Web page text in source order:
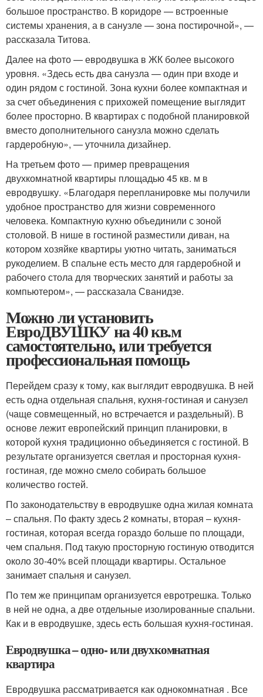
большое пространство. В коридоре — встроенные
системы хранения, а в санузле — зона постирочной», —
рассказала Титова.
Далее на фото — евродвушка в ЖК более высокого
уровня. «Здесь есть два санузла — один при входе и
один рядом с гостиной. Зона кухни более компактная и
за счет объединения с прихожей помещение выглядит
более просторно. В квартирах с подобной планировкой
вместо дополнительного санузла можно сделать
гардеробную», — уточнила дизайнер.
На третьем фото — пример превращения
двухкомнатной квартиры площадью 45 кв. м в
евродвушку. «Благодаря перепланировке мы получили
удобное пространство для жизни современного
человека. Компактную кухню объединили с зоной
столовой. В нише в гостиной разместили диван, на
котором хозяйке квартиры уютно читать, заниматься
рукоделием. В спальне есть место для гардеробной и
рабочего стола для творческих занятий и работы за
компьютером», — рассказала Сванидзе.
Можно ли установить
ЕвроДВУШКУ на 40 кв.м
самостоятельно, или требуется
профессиональная помощь
Перейдем сразу к тому, как выглядит евродвушка. В ней
есть одна отдельная спальня, кухня-гостиная и санузел
(чаще совмещенный, но встречается и раздельный). В
основе лежит европейский принцип планировки, в
которой кухня традиционно объединяется с гостиной. В
результате организуется светлая и просторная кухня-
гостиная, где можно смело собирать большое
количество гостей.
По законодательству в евродвушке одна жилая комната
– спальня. По факту здесь 2 комнаты, вторая – кухня-
гостиная, которая всегда гораздо больше по площади,
чем спальня. Под такую просторную гостиную отводится
около 30-40% всей площади квартиры. Остальное
занимает спальня и санузел.
По тем же принципам организуется евротрешка. Только
в ней не одна, а две отдельные изолированные спальни.
Как и в евродвушке, здесь есть большая кухня-гостиная.
Евродвушка – одно- или двухкомнатная
квартира
Евродвушка рассматривается как однокомнатная . Все